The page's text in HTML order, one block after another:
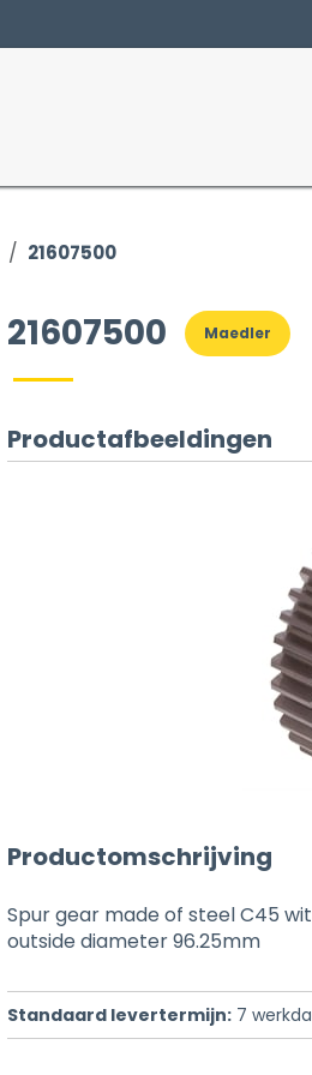
21607500
21607500 Maedler
Productafbeeldingen
Productomschrijving
Spur gear made of steel C45
outside diameter 96.25mm
Standaard levertermijn: 7